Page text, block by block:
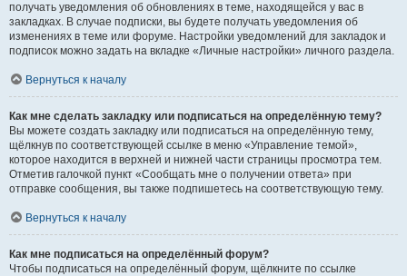
получать уведомления об обновлениях в теме, находящейся у вас в
закладках. В случае подписки, вы будете получать уведомления об
изменениях в теме или форуме. Настройки уведомлений для закладок и
подписок можно задать на вкладке «Личные настройки» личного раздела.
Вернуться к началу
Как мне сделать закладку или подписаться на определённую тему?
Вы можете создать закладку или подписаться на определённую тему,
щёлкнув по соответствующей ссылке в меню «Управление темой»,
которое находится в верхней и нижней части страницы просмотра тем.
Отметив галочкой пункт «Сообщать мне о получении ответа» при
отправке сообщения, вы также подпишетесь на соответствующую тему.
Вернуться к началу
Как мне подписаться на определённый форум?
Чтобы подписаться на определённый форум, щёлкните по ссылке